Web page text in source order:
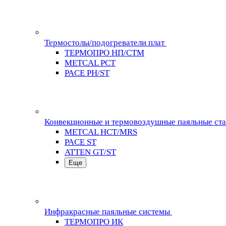
Термостолы/подогреватели плат
ТЕРМОПРО НП/СТМ
METCAL PCT
PACE PH/ST
Конвекционные и термовоздушные паяльные
METCAL HCT/MRS
PACE ST
ATTEN GT/ST
Еще
Инфракрасные паяльные системы
ТЕРМОПРО ИК